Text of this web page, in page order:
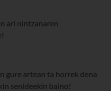
ari nintzanaren
gure artean ta horrek dena
senideekin baino!